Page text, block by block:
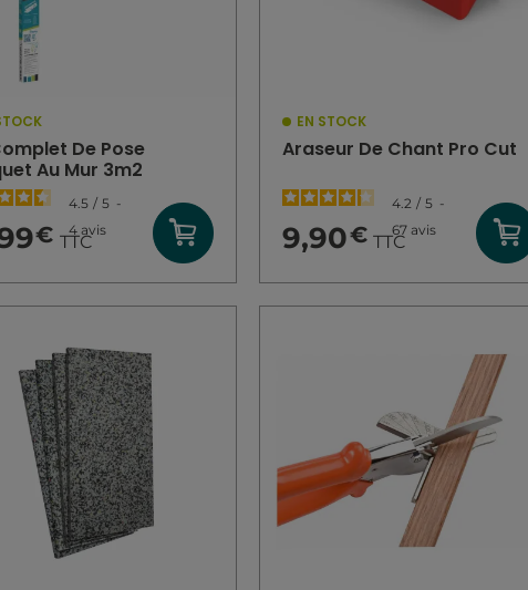
De Pose
Au Mur 3m2
4.5 / 5 -
4 avis
€ TTC
EN STOCK
Araseur De Chant Pro Cut
4.2 / 5 -
67avis
9,90€ TTC